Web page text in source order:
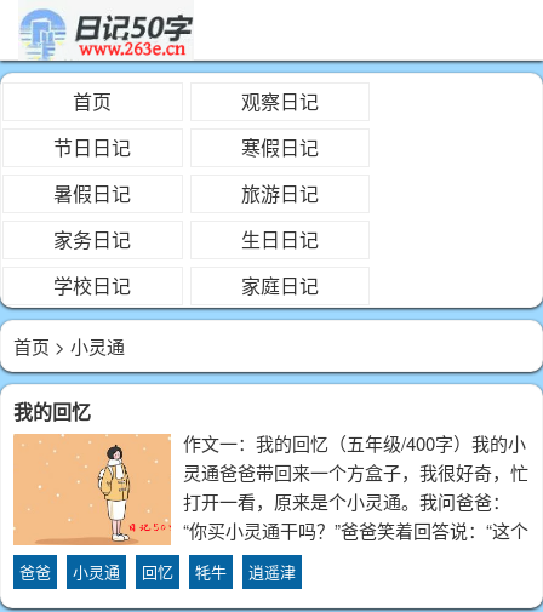
首页
观察日记
节日日记
寒假日记
暑假日记
旅游日记
家务日记
生日日记
学校日记
家庭日记
首页 > 小灵通
我的回忆
作文一：我的回忆（五年级/400字）我的小
灵通爸爸带回来一个方盒子，我很好奇，忙
打开一看，原来是个小灵通。我问爸爸：
“你买小灵通干吗？”爸爸笑着回答说：“这个
小灵通不是买的，是上宽带网赠送的，我想
把它送给你。”“给我？”我惊讶的张大了嘴
爸爸 小灵通 回忆 牦牛 逍遥津